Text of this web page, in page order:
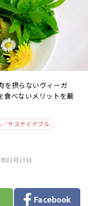
を摂らないヴィーガ
食べないメリットを厳
／サステイナブル
02月19日
Facebook